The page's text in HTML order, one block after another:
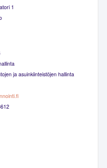
1
ja asuinkiinteistöjen hallinta